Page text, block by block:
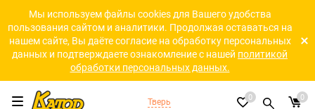
Мы используем файлы cookies для Вашего удобства
пользования сайтом и аналитики. Продолжая оставаться на
нашем сайте, Вы даёте согласие на обработку персональных
данных и подтверждаете ознакомление с нашей политикой
обработки персональных данных.
Тверь 0 0